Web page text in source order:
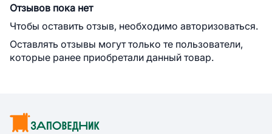
Отзывов пока нет
Чтобы оставить отзыв, необходимо авторизоваться.
Оставлять отзывы могут только те пользователи,
которые ранее приобретали данный товар.